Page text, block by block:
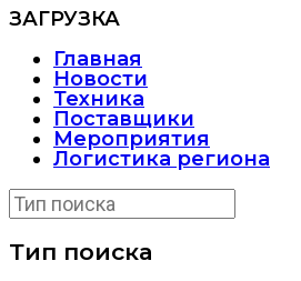
ЗАГРУЗКА
Главная
Новости
Техника
Поставщики
Мероприятия
Логистика региона
Тип поиска